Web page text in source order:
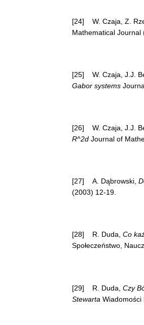
[24] W. Czaja, Z.
Mathematical Journal
[25] W. Czaja, J.J.
Gabor systems
[26] W. Czaja, J.J.
R^2d Journal of
[27] A. Dąbrowski,
(2003) 12-19.
[28] R. Duda, Co
Społeczeństwo,
[29] R. Duda, Czy
Stewarta Wiadomości